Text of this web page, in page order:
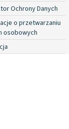
Ochrony Danych
o przetwarzaniu
osobowych